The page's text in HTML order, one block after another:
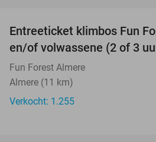
Entreeticket klimbos Fun
en/of volwassene (2 of 3
Fun Forest Almere
Almere (11 km)
Verkocht: 1.255